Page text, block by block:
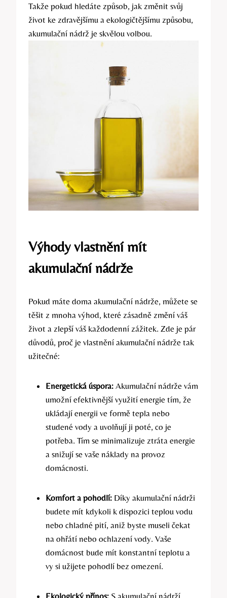
Takže pokud hledáte způsob, jak změnit svůj
život ke zdravějšímu a ekologičtějšímu způsobu,
akumulační nádrž je skvělou volbou.
Výhody vlastnění mít
akumulační nádrže
Pokud máte doma akumulační nádrže, můžete se
těšit z mnoha výhod, které zásadně změní váš
život a zlepší váš každodenní zážitek. Zde je pár
důvodů, proč je vlastnění akumulační nádrže tak
užitečné:
Energetická úspora: Akumulační nádrže vám
umožní efektivnější využití energie tím, že
ukládají energii ve formě tepla nebo
studené vody a uvolňují ji poté, co je
potřeba. Tím se minimalizuje ztráta energie
a snižují se vaše náklady na provoz
domácnosti.
Komfort a pohodlí: Díky akumulační nádrži
budete mít kdykoli k dispozici teplou vodu
nebo chladné pití, aniž byste museli čekat
na ohřátí nebo ochlazení vody. Vaše
domácnost bude mít konstantní teplotu a
vy si užijete pohodlí bez omezení.
Ekologický přínos: S akumulační nádrží